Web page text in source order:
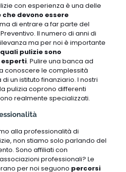
con esperienza è una delle
devono essere
di entrare a far parte del
Il numero di anni di
ma per noi è importante
pulizie sono
. Pulire una banca ad
conoscere le complessità
un istituto finanziario. I nostri
pulizia coprono differenti
realmente specializzati.
alla professionalità di
non stiamo solo parlando del
Sono affiliati con
professionali? Le
per noi seguono percorsi